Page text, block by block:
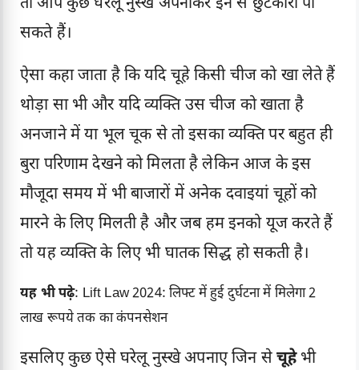
सकते हैं।
ऐसा कहा जाता है कि यदि चूहे किसी चीज को खा लेते हैं
थोड़ा सा भी और यदि व्यक्ति उस चीज को खाता है
अनजाने में या भूल चूक से तो इसका व्यक्ति पर बहुत ही
बुरा परिणाम देखने को मिलता है लेकिन आज के इस
मौजूदा समय में भी बाजारों में अनेक दवाइयांचूहों को
मारनेके लिए मिलती है और जब हम इनको यूज करते हैं
तो यह व्यक्ति के लिए भी घातक सिद्ध हो सकती है।
यह भी पढ़े: Lift Law 2024: लिफ्ट में हुई दुर्घटना में मिलेगा 2
लाख रूपये तक का कंपनसेशन
इसलिए कुछ ऐसे घरेलू नुस्खे अपनाए जिन सेचूहेभी